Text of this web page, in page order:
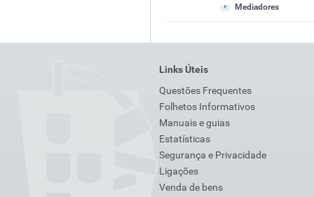
Mediadores
Links Úteis
Questões Frequentes
Folhetos Informativos
Manuais e guias
Estatísticas
Segurança e Privacidade
Ligações
Venda de bens